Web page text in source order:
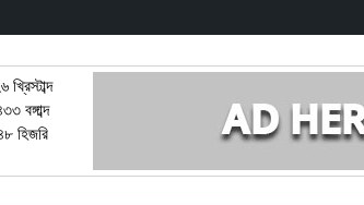
বঙ্গাব্দ
হিজরি